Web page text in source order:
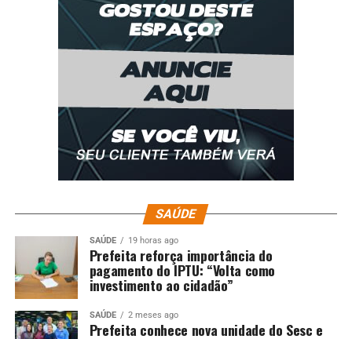
SAÚDE
SAÚDE 19 horas ago
Prefeita reforça importância do
pagamento do IPTU: “Volta como
investimento ao cidadão”
SAÚDE 2 meses ago
Prefeita conhece nova unidade do Sesc e